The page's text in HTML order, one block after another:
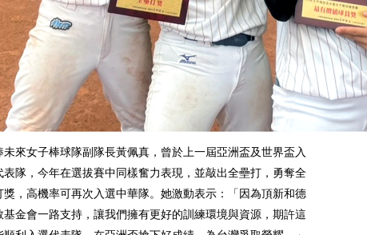
未來女子棒球隊副隊長黃佩真，曾於上一屆亞洲盃及世界盃入
表隊，今年在選拔賽中同樣奮力表現，並敲出全壘打，勇奪全
獎，高機率可再次入選中華隊。她激動表示：「因為頂新和德
基金會一路支持，讓我們擁有更好的訓練環境與資源，期許這